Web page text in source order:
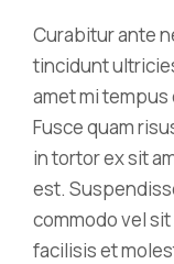
Curabitur ante
tincidunt
amet mi tempus
Fusce quam
in tortor ex sit
est.
commodo vel sit
facilisis et